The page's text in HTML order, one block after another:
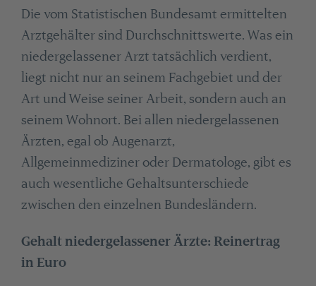
Die vom Statistischen Bundesamt ermittelten
Arztgehälter sind Durchschnittswerte. Was ein
niedergelassener Arzt tatsächlich verdient,
liegt nicht nur an seinem Fachgebiet und der
Art und Weise seiner Arbeit, sondern auch an
seinem Wohnort. Bei allen niedergelassenen
Ärzten, egal ob Augenarzt,
Allgemeinmediziner oder Dermatologe, gibt es
auch wesentliche Gehaltsunterschiede
zwischen den einzelnen Bundesländern.
Gehalt niedergelassener Ärzte: Reinertrag
in Euro